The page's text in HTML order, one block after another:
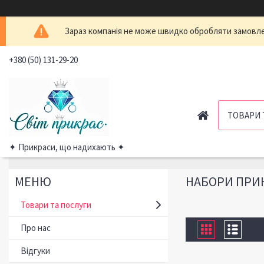
Зараз компанія не може швидко обробляти
+380 (50) 131-29-20
✦ Прикраси, що надихають ✦
ТОВАРИ
НАБОРИ
Товари та послуги
Про нас
Відгуки